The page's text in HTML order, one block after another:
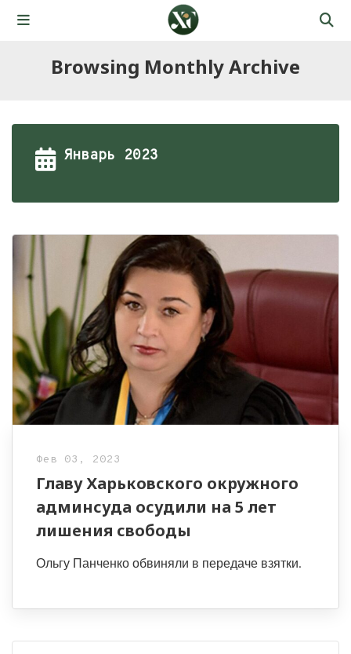
Browsing Monthly Archive
Январь 2023
Фев 03, 2023
Главу Харьковского окружного
админсуда осудили на 5 лет
лишения свободы
Ольгу Панченко обвиняли в передаче взятки.